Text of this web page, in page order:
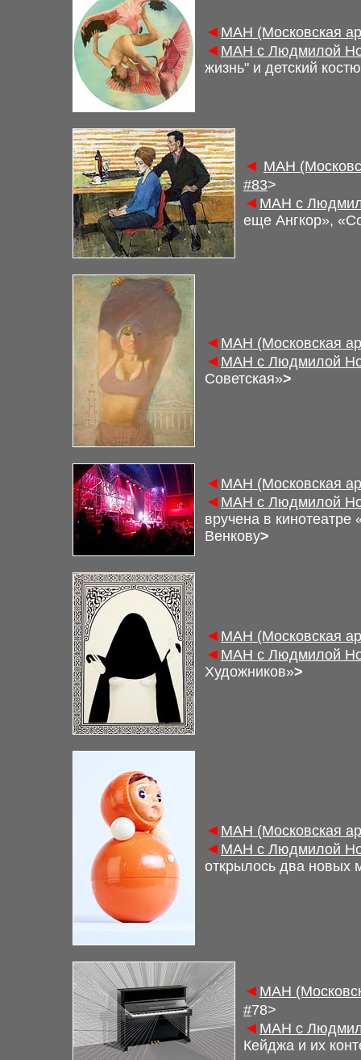
◄ МАН (Московская
◄ МАН с Людмилой
жизнь" и детский
◄ МАН
#83>
◄ МАН с
еще Ангкор»,
◄ МАН (Московская
◄ МАН с Людмилой
Советская»>
◄ МАН (Московская
◄ МАН с Людмилой
вручена в
Венкову>
◄ МАН (Московская
◄ МАН с Людмилой
Художников»>
◄ МАН (Московская
◄ МАН с Людмилой
открылось два новых
◄ МАН
#78>
◄ МАН с
Кейджа и их